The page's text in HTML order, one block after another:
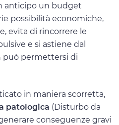
anticipo un budget
possibilità economiche,
evita di rincorrere le
e si astiene dal
può permettersi di
in maniera scorretta,
patologica (Disturbo da
generare conseguenze gravi